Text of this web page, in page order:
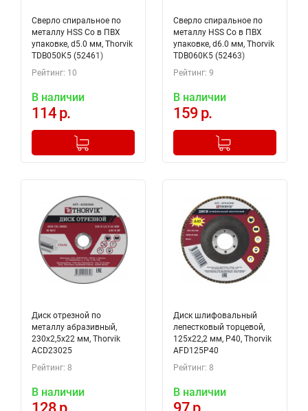
Сверло спиральное по
металлу HSS Co в ПВХ
упаковке, d5.0 мм, Thorvik
TDB050K5 (52461)
Рейтинг: 10
В наличии
114 р.
+
Добавлено в корзину
Сверло спиральное по
металлу HSS Co в ПВХ
упаковке, d6.0 мм, Thorvik
TDB060K5 (52463)
Рейтинг: 9
В наличии
159 р.
+
Добавлено в корзину
Диск отрезной по
металлу абразивный,
230х2,5х22 мм, Thorvik
ACD23025
Рейтинг: 8
В наличии
Диск шлифовальный
лепестковый торцевой,
125х22,2 мм, Р40, Thorvik
AFD125P40
Рейтинг: 8
В наличии